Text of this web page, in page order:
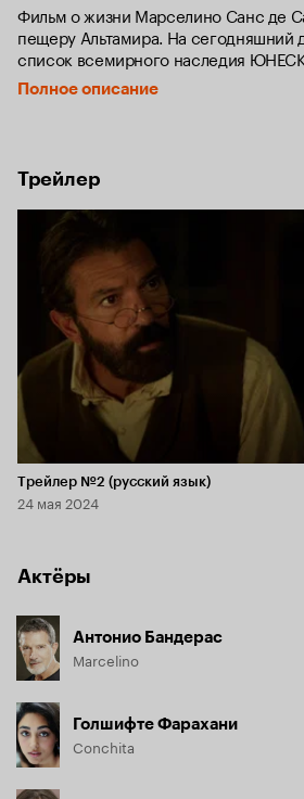
Фильм о жизни Марселино Санс де
пещеру Альтамира. На сегодняшний
список всемирного наследия
Саутоле пришлось столкнуться с
научного сообщества и жить с
Полное описание
Трейлер
Длительность 2 мин
Трейлер №2 (русский язык)
24 мая 2024
Актёры
Антонио Бандерас
Marcelino
Голшифте Фарахани
Conchita